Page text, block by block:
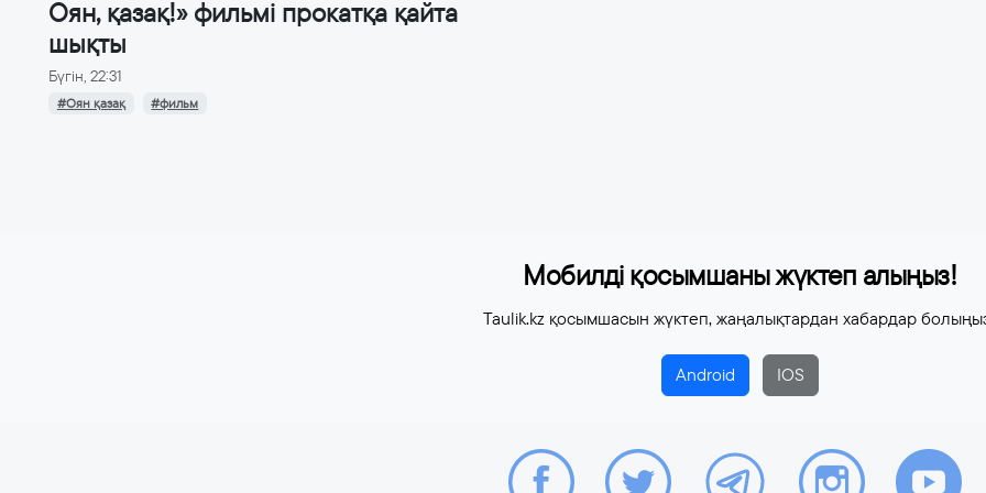
Оян, қазақ!» фильмі прокатқа қайта
шықты
Бүгін, 22:31
#Оян қазақ #фильм
Мобилді қосымшаны жүктеп алыңыз!
Taulik.kz қосымшасын жүктеп, жаңалықтардан хабардар
Android IOS